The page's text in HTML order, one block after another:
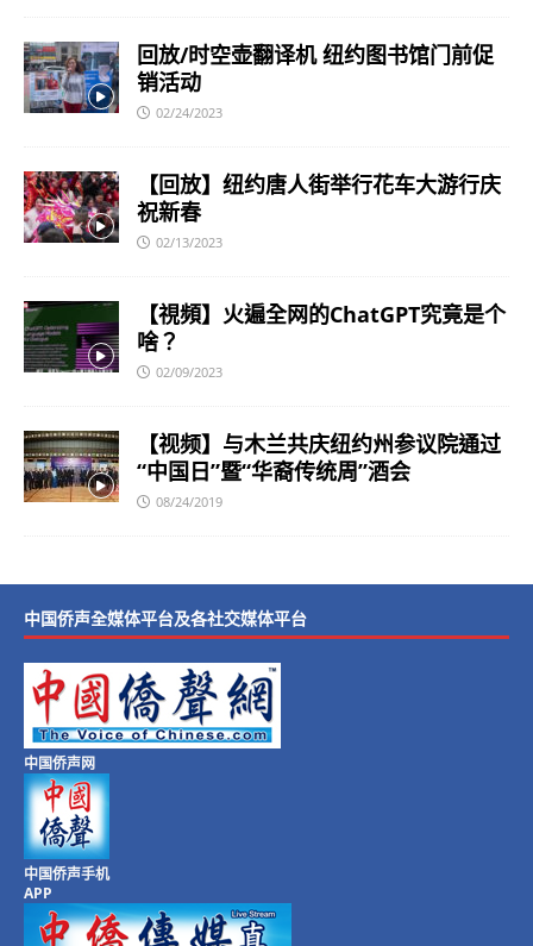
回放/时空壶翻译机 纽约图书馆门前促
销活动
02/24/2023
【回放】纽约唐人街举行花车大游行庆
祝新春
02/13/2023
【視頻】火遍全网的ChatGPT究竟是个
啥？
02/09/2023
【视频】与木兰共庆纽约州参议院通过
“中国日”暨“华裔传统周”酒会
08/24/2019
中国侨声全媒体平台及各社交媒体平台
中国侨声网
中国侨声手机
APP